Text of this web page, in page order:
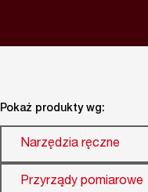
Pokaż produkty wg:
Narzędzia ręczne
Przyrządy pomiarowe